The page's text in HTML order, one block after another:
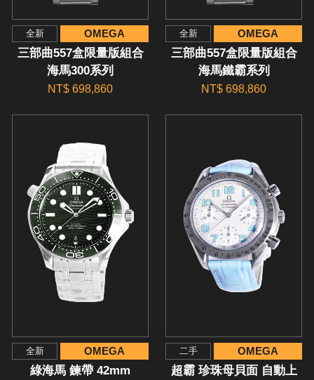
全新 OMEGA
三部曲557盒限量版組合
海馬300系列
NT$ 698,860
全新 OMEGA
三部曲557盒限量版組合
海馬鐵霸系列
NT$ 698,860
全新 OMEGA
綠海馬 鍊帶 42mm
二手 OMEGA
超霸 珍珠母貝面 自動上